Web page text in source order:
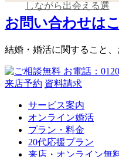
しながら出会える選
び方
お問い合わせは
結婚・婚活に関すること、
来店予約 資料請求
サービス案内
オンライン婚活
プラン・料金
20代応援プラン
来店・オンライン無